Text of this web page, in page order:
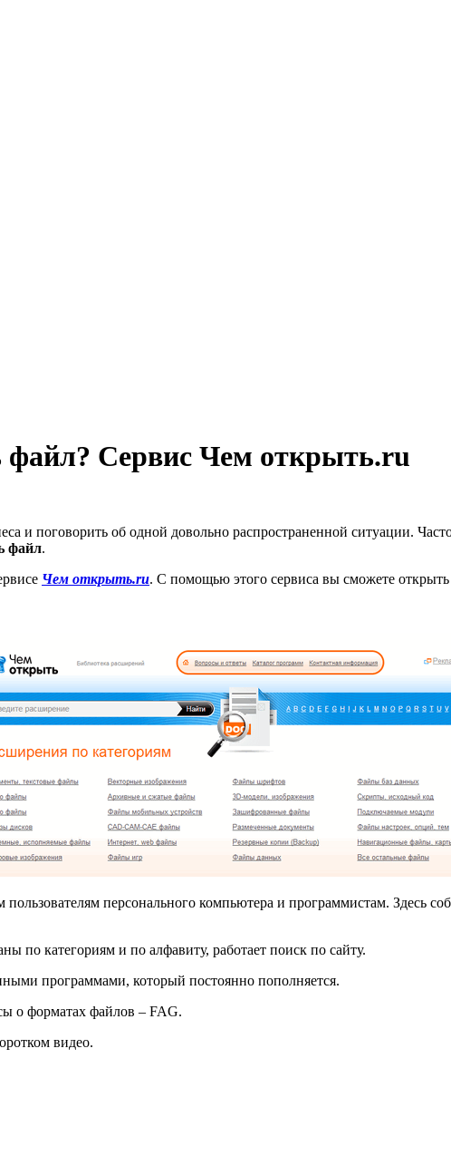
Сервис Чем открыть.ru
и поговорить об одной довольно распространенной ситуации.
файл.
Чем открыть.ru. С помощью этого сервиса вы сможете
персонального компьютера и программистам. Здесь
по категориям и по алфавиту, работает поиск по сайту.
программами, который постоянно пополняется.
о форматах файлов – FAG.
видео.